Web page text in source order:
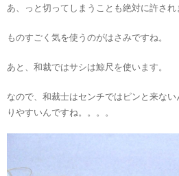
あ、っと切ってしまうことも絶対に許され
ものすごく気を使うのがはさみですね。
あと、和裁ではサシは鯨尺を使います。
なので、和裁士はセンチではピンと来な
りやすいんですね。。。。